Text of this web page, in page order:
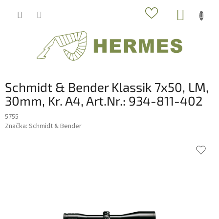
Schmidt & Bender Klassik 7x50, LM,
30mm, Kr. A4, Art.Nr.: 934-811-402
5755
Značka: Schmidt & Bender